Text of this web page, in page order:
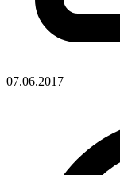
07.06.2017